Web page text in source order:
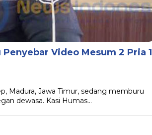
Video Mesum 2 Pria 1
Madura, Jawa Timur, sedang memburu
dewasa. Kasi Humas…